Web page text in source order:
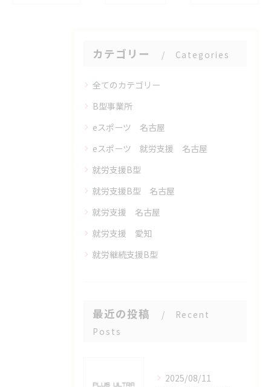
カテゴリー Categories
全てのカテゴリー
B型事業所
eスポーツ 名古屋
eスポーツ 就労支援 名古屋
就労支援B型
就労支援B型 名古屋
就労支援 名古屋
就労支援 愛知
就労継続支援B型
最近の投稿
Recent
Posts
2025/08/11